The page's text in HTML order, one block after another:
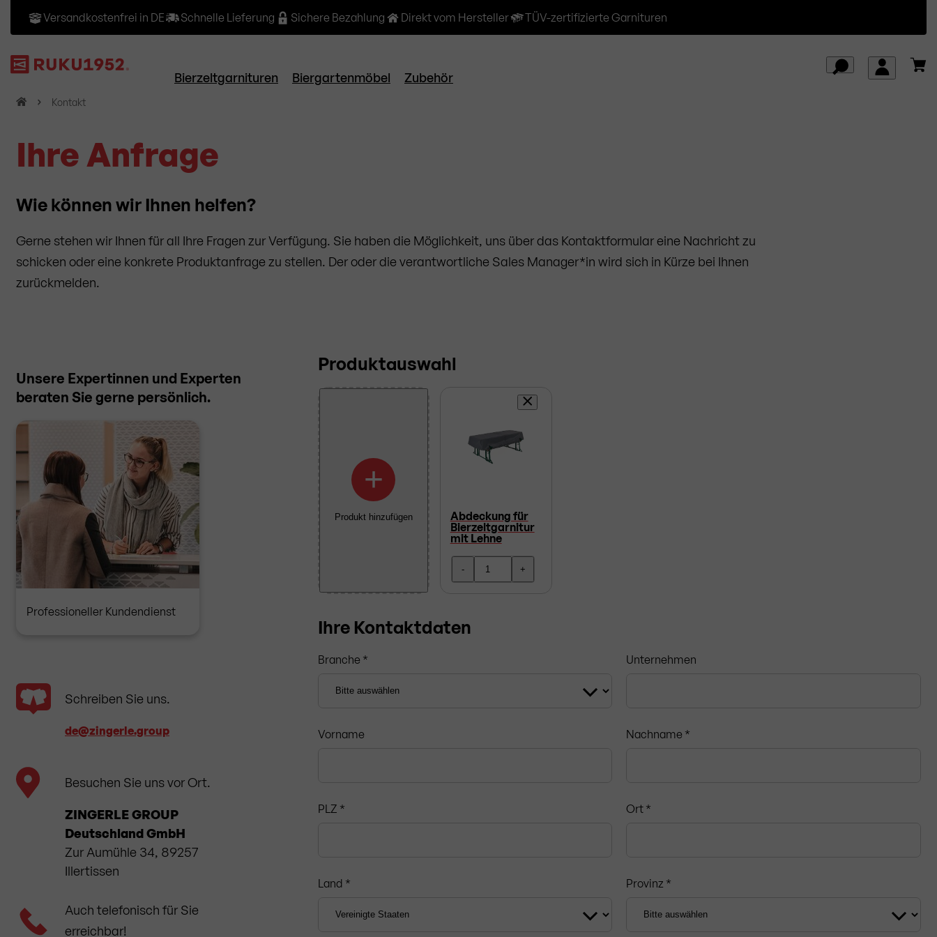
Versandkostenfrei in DE Schnelle Lieferung Sichere Bezahlung Direkt vom Hersteller TÜV-zertifizierte Garnituren
Bierzeltgarnituren Biergartenmöbel Zubehör
Kontakt
Ihre Anfrage
Wie können wir Ihnen helfen?
Gerne stehen wir Ihnen für all Ihre Fragen zur Verfügung. Sie haben die Möglichkeit, uns über das Kontaktformular eine Nachricht zu
schicken oder eine konkrete Produktanfrage zu stellen. Der oder die verantwortliche Sales Manager*in wird sich in Kürze bei Ihnen
zurückmelden.
Unsere Expertinnen und Experten
beraten Sie gerne persönlich.
Professioneller Kundendienst
Schreiben Sie uns.
de​@zingerle.group
Besuchen Sie uns vor Ort.
ZINGERLE GROUP
Deutschland GmbH
Zur Aumühle 34, 89257
Illertissen
Auch telefonisch für Sie
erreichbar!
Produktauswahl
+
Produkt hinzufügen
Abdeckung für
Bierzeltgarnitur
mit Lehne
- +
Ihre Kontaktdaten
Branche * Unternehmen
Vorname Nachname *
PLZ * Ort *
Land * Provinz *